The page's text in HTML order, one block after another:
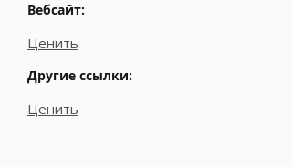
Вебсайт:
Ценить
Другие ссылки:
Ценить